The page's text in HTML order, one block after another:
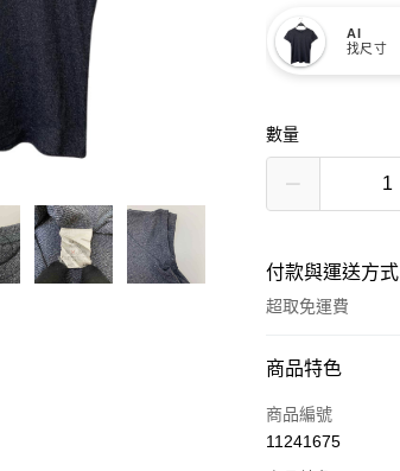
AI
找尺寸
數量
付款與運送方式
超取免運費
付款方式
信用卡一次付款
商品特色
商品編號
11241675